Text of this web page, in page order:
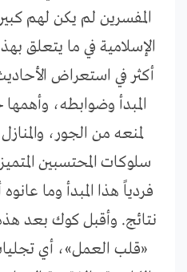
المفسرين لم يكن لهم
الإسلامية في ما يتعلق
أكثر في استعراض
المبدأ وضوابطه،
لمنعه من الجور،
سلوكات المحتسبين
فردياً هذا المبدأ وما
نتائج. وأقبل كوك بعد
«قلب العمل»، أي